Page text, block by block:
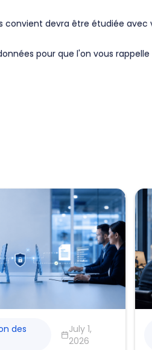
devra être étudiée avec
pour que l'on vous
des
July 1,
2026